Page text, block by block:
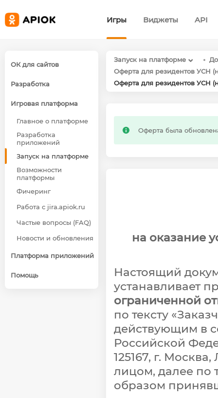
Игры Виджеты API
ОК для сайтов
Разработка
Игровая платформа
Главное о платформе
Разработка
приложений
Запуск на платформе
Возможности
платформы
Фичеринг
Работа с jira.apiok.ru
Частые вопросы (FAQ)
Новости и обновления
Платформа приложений
Помощь
Запуск на платформе
Oферта для резидентов УСН
Oферта для резидентов УСН
Оферта была
на оказание
Настоящий
устанавливает
ограниченной
по тексту
действующим в
Российской
125167, г.
лицом, далее по
образом